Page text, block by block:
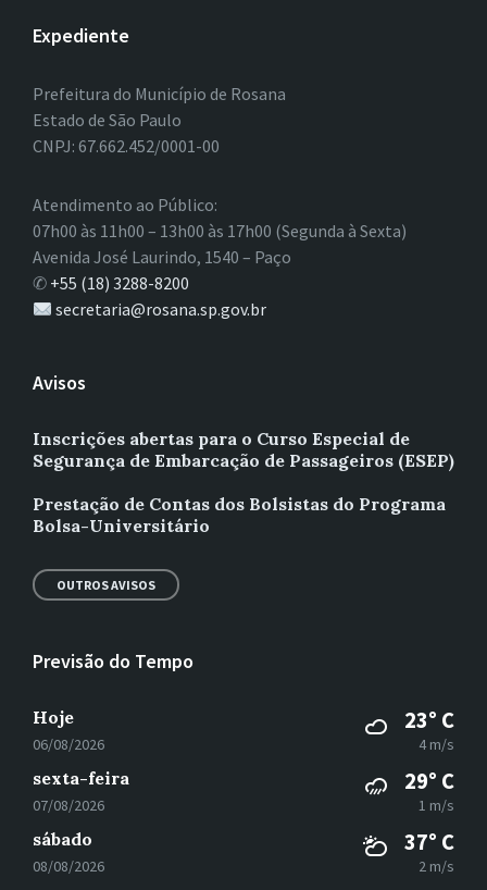
Expediente
Prefeitura do Município de Rosana
Estado de São Paulo
CNPJ: 67.662.452/0001-00
Atendimento ao Público:
07h00 às 11h00 – 13h00 às 17h00 (Segunda à Sexta)
Avenida José Laurindo, 1540 – Paço
✆ +55 (18) 3288-8200
secretaria@rosana.sp.gov.br
Avisos
Inscrições abertas para o Curso Especial de
Segurança de Embarcação de Passageiros (ESEP)
Prestação de Contas dos Bolsistas do Programa
Bolsa-Universitário
OUTROS AVISOS
Previsão do Tempo
Hoje
06/08/2026
23° C
4 m/s
sexta-feira
07/08/2026
29° C
1 m/s
sábado
08/08/2026
37° C
2 m/s